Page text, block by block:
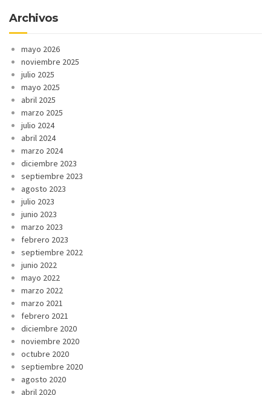
Archivos
mayo 2026
noviembre 2025
julio 2025
mayo 2025
abril 2025
marzo 2025
julio 2024
abril 2024
marzo 2024
diciembre 2023
septiembre 2023
agosto 2023
julio 2023
junio 2023
marzo 2023
febrero 2023
septiembre 2022
junio 2022
mayo 2022
marzo 2022
marzo 2021
febrero 2021
diciembre 2020
noviembre 2020
octubre 2020
septiembre 2020
agosto 2020
abril 2020